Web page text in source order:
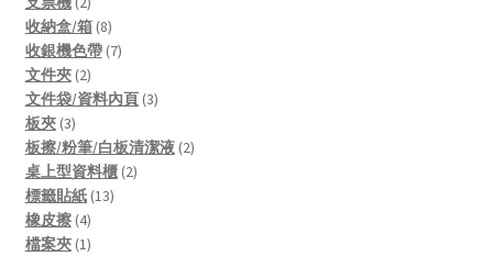
products
收納盒/箱 88
products
收銀機色帶 77
文件夾 22
products
文件袋/資料內頁 33
板夾 33
products
板擦/粉筆/白板清潔液 22
桌上型資料櫃 22
標籤貼紙 1313
橡皮擦 44
products
檔案夾 11